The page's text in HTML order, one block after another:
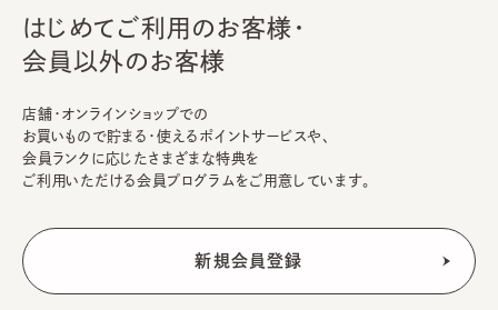
はじめてご利用のお客様・
会員以外のお客様
店舗・オンラインショップでの
お買いもので貯まる・使えるポイントサービスや、
会員ランクに応じたさまざまな特典を
ご利用いただける会員プログラムをご用意しています。